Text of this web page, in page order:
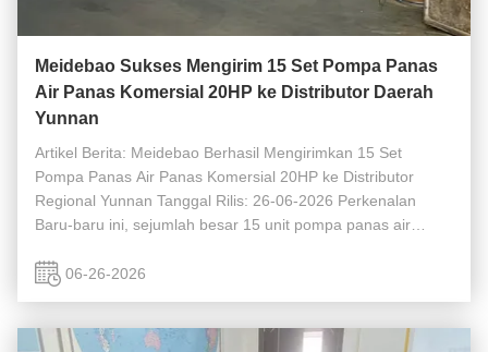
Meidebao Sukses Mengirim 15 Set Pompa Panas
Air Panas Komersial 20HP ke Distributor Daerah
Yunnan
Artikel Berita: Meidebao Berhasil Mengirimkan 15 Set
Pompa Panas Air Panas Komersial 20HP ke Distributor
Regional Yunnan Tanggal Rilis: 26-06-2026 Perkenalan
Baru-baru ini, sejumlah besar 15 unit pompa panas air
selesai dikemas dan dimuat di ...
06-26-2026